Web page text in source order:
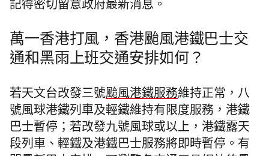
記得密切留意政府最新消息。
萬一香港打風，香港颱風港鐵巴士交
通和黑雨上班交通安排如何？
若天文台改發三號颱風港鐵服務維持正常，八
號風球港鐵列車及輕鐵維持有限度服務，港鐵
巴士暫停；若改發九號風球或以上，港鐵露天
段列車、輕鐵及港鐵巴士服務將即時暫停。有